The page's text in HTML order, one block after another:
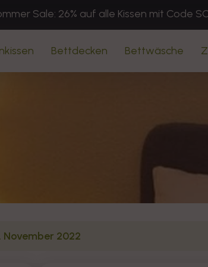
Sale: 26% auf alle Kissen mit Code
Bettdecken Bettwäsche
November 2022